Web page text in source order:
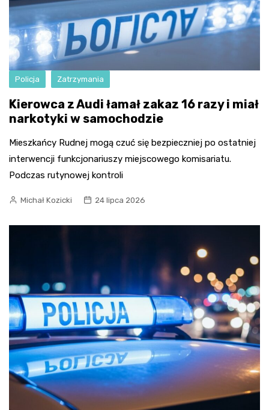
Policja Zatrzymania
Kierowca z Audi łamał zakaz 16 razy i miał
narkotyki w samochodzie
Mieszkańcy Rudnej mogą czuć się bezpieczniej po ostatniej
interwencji funkcjonariuszy miejscowego komisariatu.
Podczas rutynowej kontroli
Michał Kozicki 24 lipca 2026